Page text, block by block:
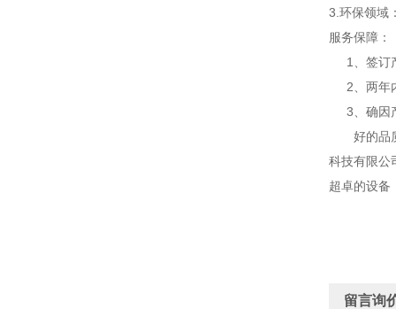
3.环保领域
服务保障：
1、签订
2、两年
3、确因
好的品质
科技有限公
超卓的设备
留言询